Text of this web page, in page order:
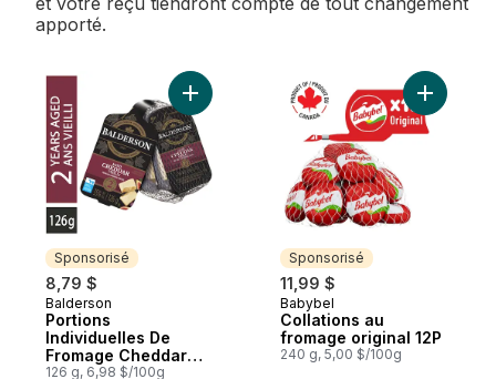
apporté.
Sponsorisé
8,79 $
Sponsorisé
Balderson
Portions
Individuelles De
Fromage Cheddar
Vieilli 2 Ans Paquet
126 g, 6,98 $/100g
Ajouter Portions Individuelles De
Sponsorisé
11,99 $
Sponsorisé
Babybel
Collations au
fromage original 12P
240 g, 5,00 $/100g
Ajouter